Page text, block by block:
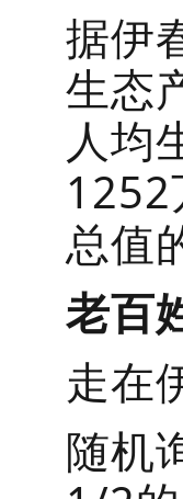
据伊
生态
人均
1252
总值
老百
走在
随机